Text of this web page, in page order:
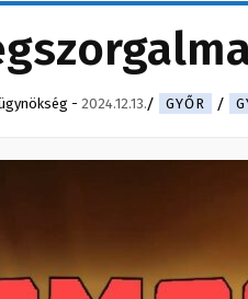
- 2024.12.13. GYŐR